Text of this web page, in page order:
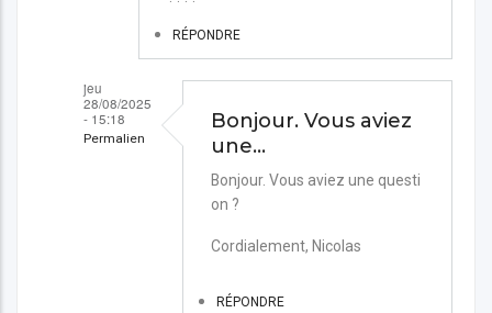
RÉPONDRE
jeu
28/08/2025
- 15:18
Permalien
Bonjour. Vous aviez
une…
Bonjour. Vous aviez une questi
on ?
Cordialement, Nicolas
RÉPONDRE